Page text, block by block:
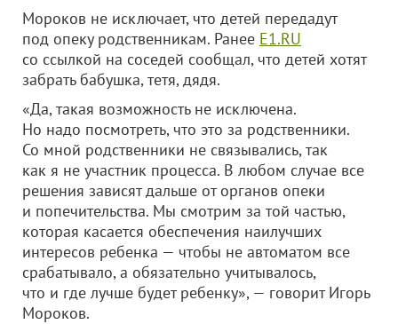
Мороков не исключает, что детей передадут
под опеку родственникам. Ранее Е1.RU
со ссылкой на соседей сообщал, что детей хотят
забрать бабушка, тетя, дядя.
«Да, такая возможность не исключена.
Но надо посмотреть, что это за родственники.
Со мной родственники не связывались, так
как я не участник процесса. В любом случае все
решения зависят дальше от органов опеки
и попечительства. Мы смотрим за той частью,
которая касается обеспечения наилучших
интересов ребенка — чтобы не автоматом все
срабатывало, а обязательно учитывалось,
что и где лучше будет ребенку», — говорит Игорь
Мороков.